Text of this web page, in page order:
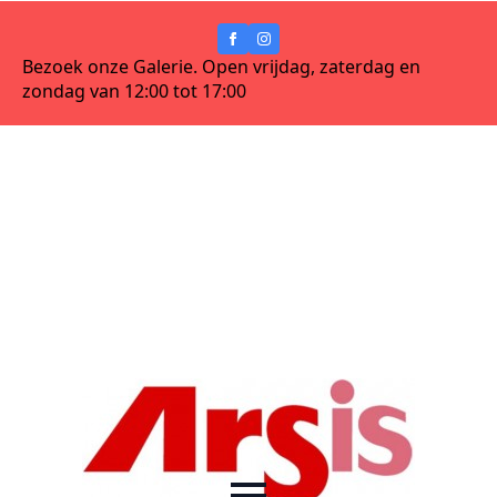
Bezoek onze Galerie. Open vrijdag, zaterdag en
zondag van 12:00 tot 17:00